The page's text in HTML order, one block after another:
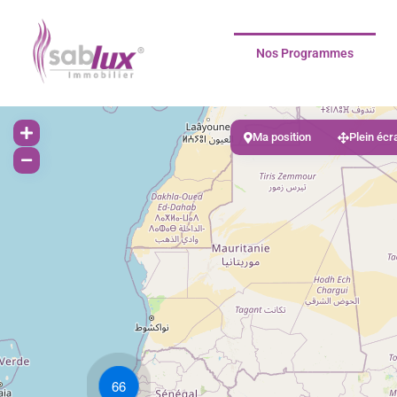
Nos Programmes
66
Ma position Plein